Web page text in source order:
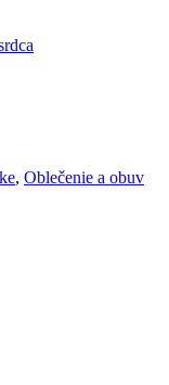
, Oblečenie a obuv